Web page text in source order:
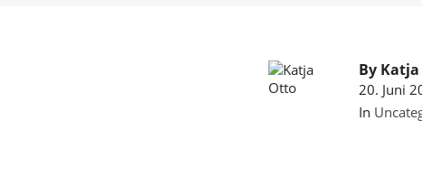
By
20. Juni
In